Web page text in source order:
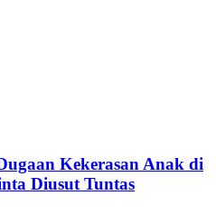
Kekerasan Anak di
Diusut Tuntas